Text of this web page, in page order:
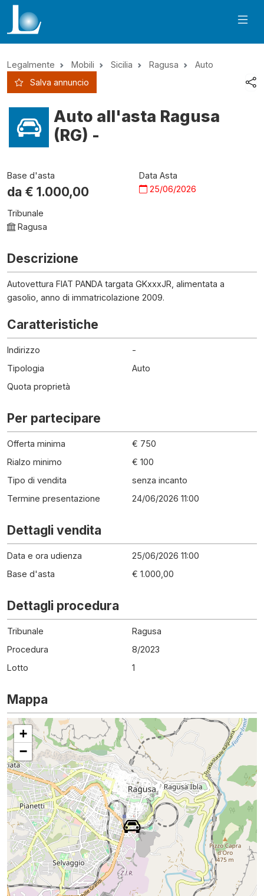
Legalmente Mobili Sicilia Ragusa
Auto
Salva annuncio
Auto all'asta Ragusa
(RG) -
Base d'asta
da € 1.000,00
Data Asta
25/06/2026
Tribunale
Ragusa
Descrizione
Autovettura FIAT PANDA targata GKxxxJR, alimentata a
gasolio, anno di immatricolazione 2009.
Caratteristiche
Indirizzo
-
Tipologia
Auto
Quota proprietà
Per partecipare
Offerta minima
€ 750
Rialzo minimo
€ 100
Tipo di vendita
senza incanto
Termine presentazione
24/06/2026 11:00
Dettagli vendita
Data e ora udienza
25/06/2026 11:00
Base d'asta
€ 1.000,00
Dettagli procedura
Tribunale
Ragusa
Procedura
8/2023
Lotto
1
Mappa
+
−